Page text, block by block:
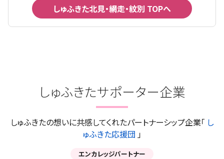
しゅふきた北見・網走・紋別 TOPへ
しゅふきたサポーター企業
しゅふきたの想いに共感してくれたパートナーシップ企業「 し
ゅふきた応援団 」
エンカレッジパートナー